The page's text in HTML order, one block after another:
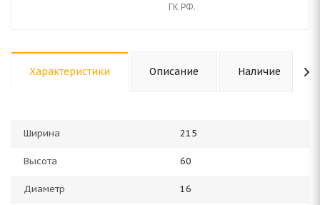
ГК РФ.
Характеристики Описание Наличие
Ширина 215
Высота 60
Диаметр 16